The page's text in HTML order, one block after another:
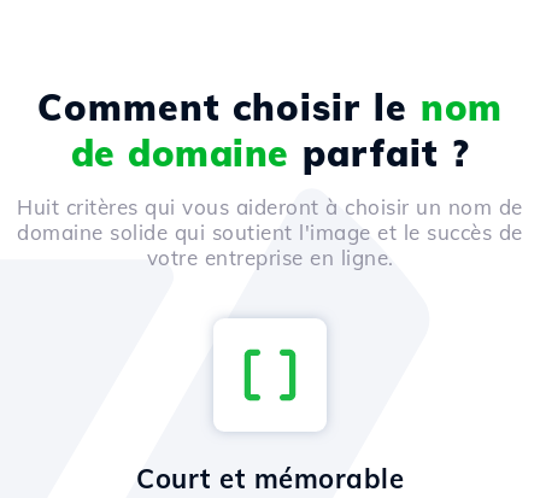
Comment choisir le nom
de domaine parfait ?
Huit critères qui vous aideront à choisir un nom de
domaine solide qui soutient l'image et le succès de
votre entreprise en ligne.
Court et mémorable